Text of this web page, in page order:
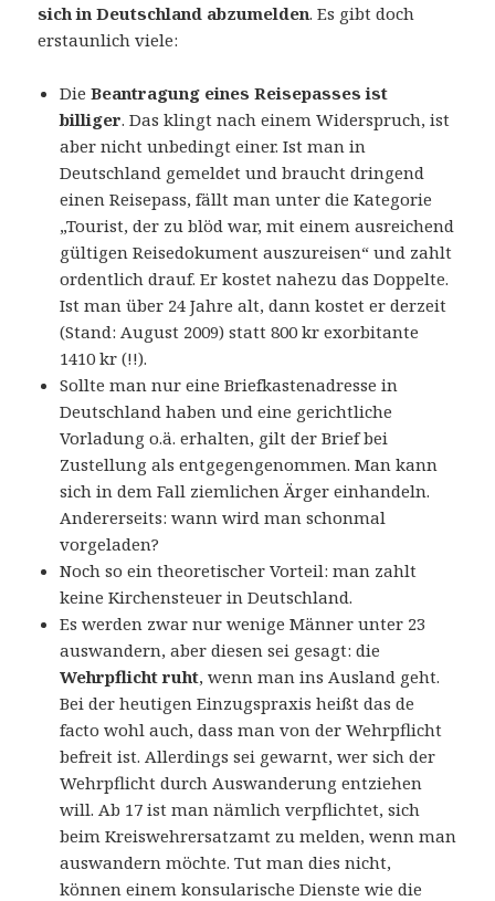
sich in Deutschland abzumelden. Es gibt doch
erstaunlich viele:
DieBeantragung eines Reisepasses ist
billiger. Das klingt nach einem Widerspruch, ist
aber nicht unbedingt einer. Ist man in
Deutschland gemeldet und braucht dringend
einen Reisepass, fällt man unter die Kategorie
„Tourist, der zu blöd war, mit einem ausreichend
gültigen Reisedokument auszureisen“ und zahlt
ordentlich drauf. Er kostet nahezu das Doppelte.
Ist man über 24 Jahre alt, dann kostet er derzeit
(Stand: August 2009) statt 800 kr exorbitante
1410 kr (!!).
Sollte man nur eine Briefkastenadresse in
Deutschland haben und eine gerichtliche
Vorladung o.ä. erhalten, gilt der Brief bei
Zustellung als entgegengenommen. Man kann
sich in dem Fall ziemlichen Ärger einhandeln.
Andererseits: wann wird man schonmal
vorgeladen?
Noch so ein theoretischer Vorteil: man zahlt
keine Kirchensteuer in Deutschland.
Es werden zwar nur wenige Männer unter 23
auswandern, aber diesen sei gesagt: die
Wehrpflicht ruht, wenn man ins Ausland geht.
Bei der heutigen Einzugspraxis heißt das de
facto wohl auch, dass man von der Wehrpflicht
befreit ist. Allerdings sei gewarnt, wer sich der
Wehrpflicht durch Auswanderung entziehen
will. Ab 17 ist man nämlich verpflichtet, sich
beim Kreiswehrersatzamt zu melden, wenn man
auswandern möchte. Tut man dies nicht,
können einem konsularische Dienste wie die